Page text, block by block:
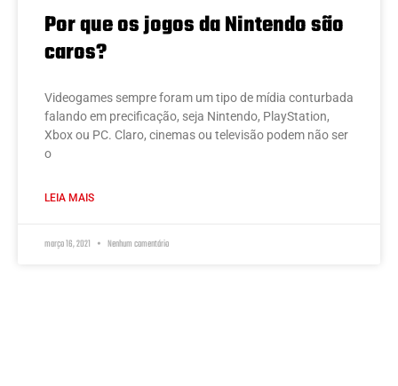
Por que os jogos da Nintendo são
caros?
Videogames sempre foram um tipo de mídia conturbada
falando em precificação, seja Nintendo, PlayStation,
Xbox ou PC. Claro, cinemas ou televisão podem não ser
o
LEIA MAIS
março 16, 2021 Nenhum comentário